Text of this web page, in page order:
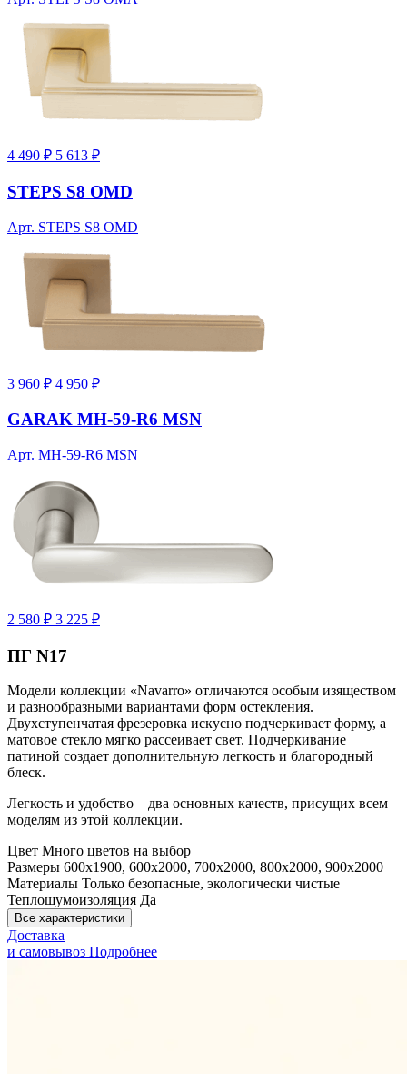
4 490 ₽ 5 613 ₽
STEPS S8 OMD
Арт. STEPS S8 OMD
3 960 ₽ 4 950 ₽
GARAK MH-59-R6 MSN
Арт. MH-59-R6 MSN
2 580 ₽ 3 225 ₽
ПГ N17
Модели коллекции «Navarro» отличаются особым изяществом
и разнообразными вариантами форм остекления.
Двухступенчатая фрезеровка искусно подчеркивает форму, а
матовое стекло мягко рассеивает свет. Подчеркивание
патиной создает дополнительную легкость и благородный
блеск.
Легкость и удобство – два основных качеств, присущих всем
моделям из этой коллекции.
Цвет Много цветов на выбор
Размеры 600x1900, 600x2000, 700x2000, 800x2000, 900x2000
Материалы Только безопасные, экологически чистые
Теплошумоизоляция Да
Все характеристики
Доставка
и самовывоз Подробнее